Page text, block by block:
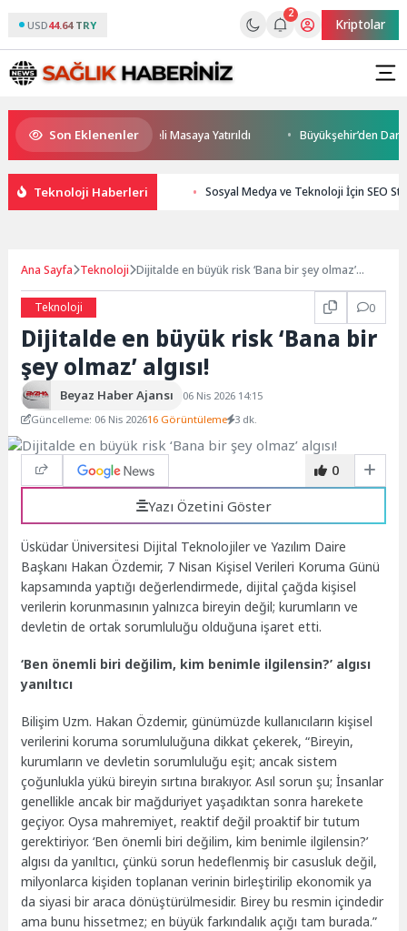
USD44.64 TRY
2
Kriptolar
Son Eklenenler
ve Yatırım Potansiyeli Masaya Yatırıldı Büyükşehir’den
Teknoloji Haberleri Sosyal Medya ve Teknoloji İçin SEO
Ana Sayfa Teknoloji Dijitalde en büyük risk ‘Bana bir şey olmaz’
Teknoloji
0
Dijitalde en büyük risk ‘Bana bir
şey olmaz’ algısı!
Beyaz Haber Ajansı
06 Nis 2026 14:15
Güncelleme: 06 Nis 202616 Görüntüleme 3 dk.
0
Yazı Özetini Göster
Üsküdar Üniversitesi Dijital Teknolojiler ve Yazılım Daire
Başkanı Hakan Özdemir, 7 Nisan Kişisel Verileri Koruma Günü
kapsamında yaptığı değerlendirmede, dijital çağda kişisel
verilerin korunmasının yalnızca bireyin değil; kurumların ve
devletin de ortak sorumluluğu olduğuna işaret etti.
‘Ben önemli biri değilim, kim benimle ilgilensin?’ algısı
yanıltıcı
Bilişim Uzm. Hakan Özdemir, günümüzde kullanıcıların kişisel
verilerini koruma sorumluluğuna dikkat çekerek, “Bireyin,
kurumların ve devletin sorumluluğu eşit; ancak sistem
çoğunlukla yükü bireyin sırtına bırakıyor. Asıl sorun şu; İnsanlar
genellikle ancak bir mağduriyet yaşadıktan sonra harekete
geçiyor. Oysa mahremiyet, reaktif değil proaktif bir tutum
gerektiriyor. ‘Ben önemli biri değilim, kim benimle ilgilensin?’
algısı da yanıltıcı, çünkü sorun hedeflenmiş bir casusluk değil,
milyonlarca kişiden toplanan verinin birleştirilip ekonomik ya
da siyasi bir araca dönüştürülmesidir. Birey bu resmin içindedir
ama bunu hissetmez; en büyük farkındalık açığı tam burada.”